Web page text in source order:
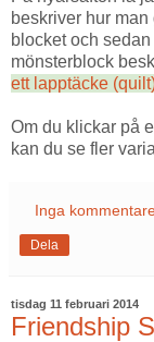
beskriver hur
blocket och
mönsterblock
ett lapptäcke
Om du klickar på
kan du se fler
Inga
Dela
tisdag 11 februari 2014
Friendship